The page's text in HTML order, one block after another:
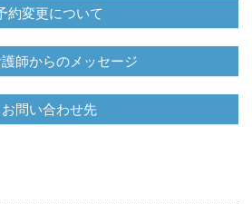
約変更について
師からのメッセージ
お問い合わせ先